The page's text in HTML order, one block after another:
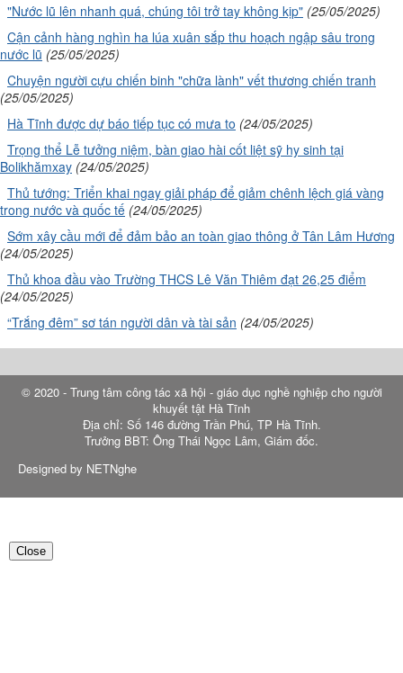
"Nước lũ lên nhanh quá, chúng tôi trở tay không kịp" (25/05/2025)
Cận cảnh hàng nghìn ha lúa xuân sắp thu hoạch ngập sâu trong
nước lũ (25/05/2025)
Chuyện người cựu chiến binh "chữa lành" vết thương chiến tranh
(25/05/2025)
Hà Tĩnh được dự báo tiếp tục có mưa to (24/05/2025)
Trọng thể Lễ tưởng niệm, bàn giao hài cốt liệt sỹ hy sinh tại
Bolikhămxay (24/05/2025)
Thủ tướng: Triển khai ngay giải pháp để giảm chênh lệch giá vàng
trong nước và quốc tế (24/05/2025)
Sớm xây cầu mới để đảm bảo an toàn giao thông ở Tân Lâm Hương
(24/05/2025)
Thủ khoa đầu vào Trường THCS Lê Văn Thiêm đạt 26,25 điểm
(24/05/2025)
“Trắng đêm” sơ tán người dân và tài sản (24/05/2025)
© 2020 - Trung tâm công tác xã hội - giáo dục nghề nghiệp cho người
khuyết tật Hà Tĩnh
Địa chỉ: Số 146 đường Trần Phú, TP Hà Tĩnh.
Trưởng BBT: Ông Thái Ngọc Lâm, Giám đốc.
Designed by NETNghe
Close